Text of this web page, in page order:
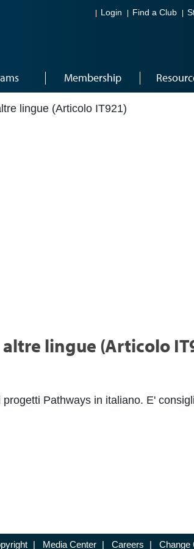
Login Find a Club
Membership
lingue (Articolo IT921)
lingue (Articolo
Pathways in italiano. E'
| Media Center | Careers | Change